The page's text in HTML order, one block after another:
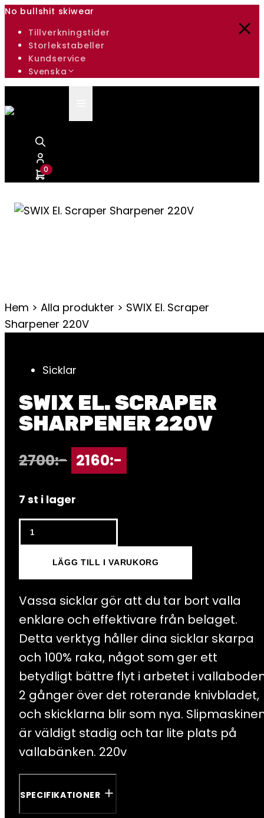
No bullshit skiwear
Tillverkningstider
Storlekstabeller
Kundservice
Svenska
0
Hem > Alla produkter > SWIX El. Scraper
Sharpener 220V
Sicklar
SWIX EL. SCRAPER
SHARPENER 220V
2700:- 2160:-
7 st i lager
SWIX
El.
Scraper
Sharpener
220V
mängd
LÄGG TILL I VARUKORG
Vassa sicklar gör att du tar bort valla
enklare och effektivare från belaget.
Detta verktyg håller dina sicklar skarpa
och 100% raka, något som ger ett
betydligt bättre flyt i arbetet i
2 gånger över det roterande knivbladet,
och skicklarna blir som nya.
är väldigt stadig och tar lite plats på
vallabänken. 220v
SPECIFIKATIONER